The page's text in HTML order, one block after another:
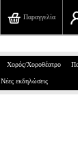
Παραγγελία
Χορός/Χοροθέατρο
Νέες εκδηλώσεις